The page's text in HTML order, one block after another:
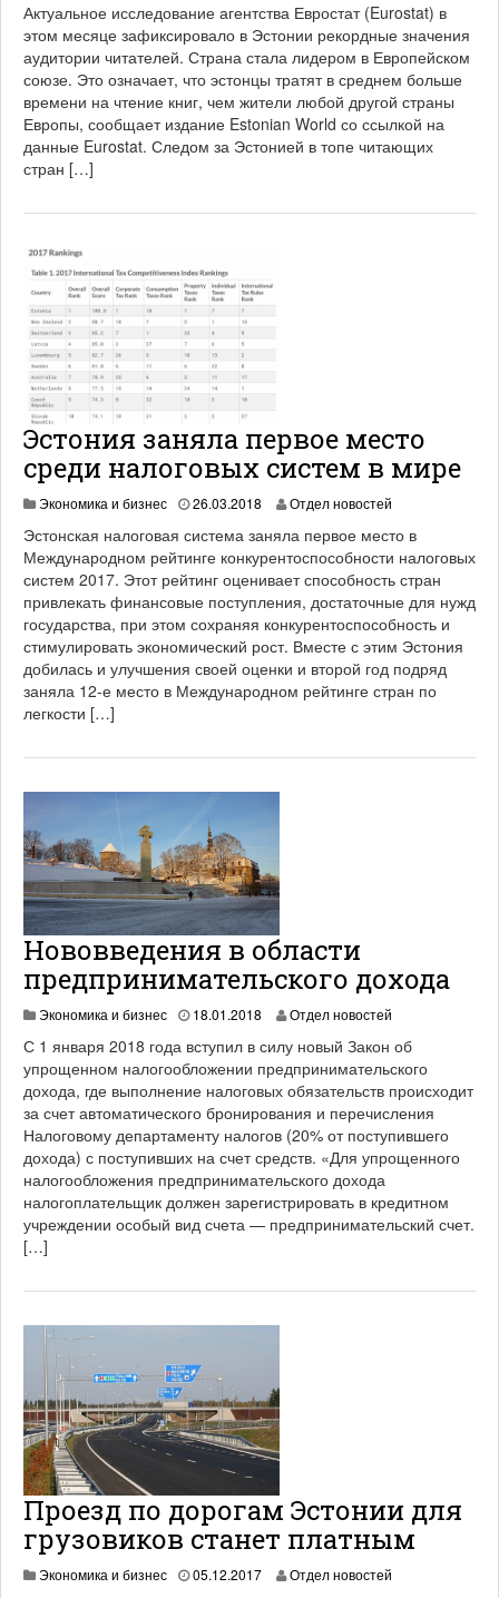
.
0
6
.
0
2
1
Актуальное исследование агентства Евростат (Eurostat) в
этом месяце зафиксировало в Эстонии рекордные значения
аудитории читателей. Страна стала лидером в Европейском
союзе. Это означает, что эстонцы тратят в среднем больше
времени на чтение книг, чем жители любой другой страны
Европы, сообщает издание Estonian World со ссылкой на
данные Eurostat. Следом за Эстонией в топе читающих
стран […]
Эстония заняла первое место
среди налоговых систем в мире
Экономика и бизнес 26.03.2018
.
0
6
.
0
2
1
Отдел новостей
Эстонская налоговая система заняла первое место в
Международном рейтинге конкурентоспособности налоговых
систем 2017. Этот рейтинг оценивает способность стран
привлекать финансовые поступления, достаточные для нужд
государства, при этом сохраняя конкурентоспособность и
стимулировать экономический рост. Вместе с этим Эстония
добилась и улучшения своей оценки и второй год подряд
заняла 12-е место в Международном рейтинге стран по
легкости […]
Нововведения в области
предпринимательского дохода
Экономика и бизнес 18.01.2018
.
0
6
.
0
2
1
Отдел новостей
С 1 января 2018 года вступил в силу новый Закон об
упрощенном налогообложении предпринимательского
дохода, где выполнение налоговых обязательств происходит
за счет автоматического бронирования и перечисления
Налоговому департаменту налогов (20% от поступившего
дохода) с поступивших на счет средств. «Для упрощенного
налогообложения предпринимательского дохода
налогоплательщик должен зарегистрировать в кредитном
учреждении особый вид счета — предпринимательский счет.
[…]
Проезд по дорогам Эстонии для
грузовиков станет платным
Экономика и бизнес 05.12.20171
Отдел новостей